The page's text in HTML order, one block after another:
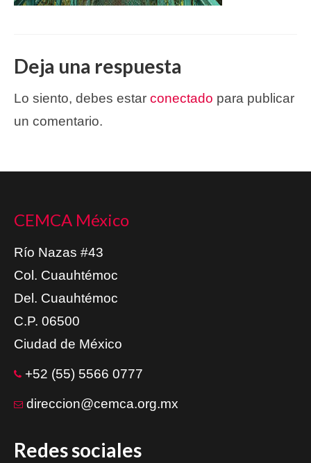
Deja una respuesta
Lo siento, debes estar conectado para publicar
un comentario.
CEMCA México
Río Nazas #43
Col. Cuauhtémoc
Del. Cuauhtémoc
C.P. 06500
Ciudad de México
+52 (55) 5566 0777
direccion@cemca.org.mx
Redes sociales